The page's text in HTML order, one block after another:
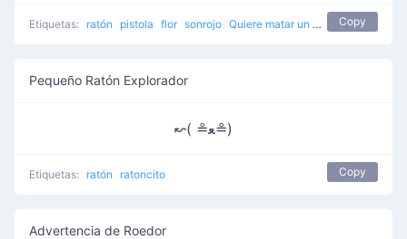
Etiquetas: ratón pistola flor sonrojo Quiere matar un ratón de la manera más dramática Copy
Pequeño Ratón Explorador
↜( ≗ﻌ≗)
Etiquetas: ratón ratoncito Copy
Advertencia de Roedor